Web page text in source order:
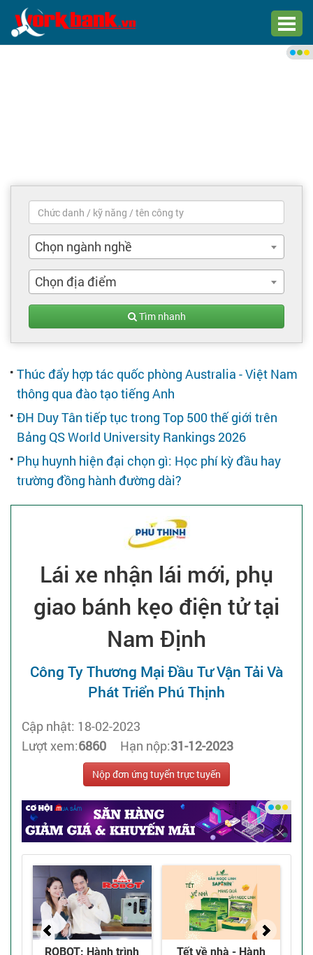
Trang chủ
Việc làm mới nhất
Tìm việc làm
Nhà tuyển dụng
Chọn ngành nghề
Chọn địa điểm
Tìm nhanh
Thúc đẩy hợp tác quốc phòng Australia - Việt Nam
thông qua đào tạo tiếng Anh
ĐH Duy Tân tiếp tục trong Top 500 thế giới trên
Bảng QS World University Rankings 2026
Phụ huynh hiện đại chọn gì: Học phí kỳ đầu hay
trường đồng hành đường dài?
Lái xe nhận lái mới, phụ
giao bánh kẹo điện tử tại
Nam Định
Công Ty Thương Mại Đầu Tư Vận Tải Và
Phát Triển Phú Thịnh
Cập nhật: 18-02-2023
Lượt xem:6860 Hạn nộp:31-12-2023
Nộp đơn ứng tuyển trực tuyến